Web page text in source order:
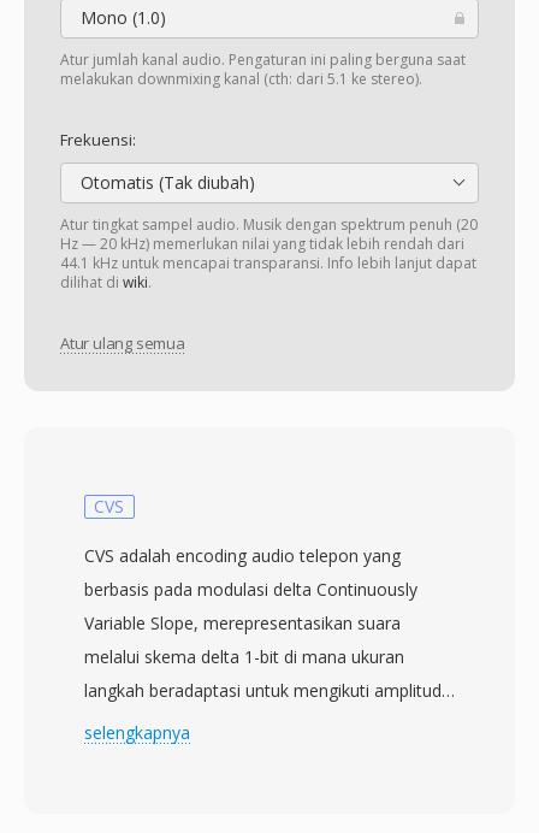
Mono (1.0)
Atur jumlah kanal audio. Pengaturan ini paling berguna saat
melakukan downmixing kanal (cth: dari 5.1 ke stereo).
Frekuensi:
Otomatis (Tak diubah)
Atur tingkat sampel audio. Musik dengan spektrum penuh (20
Hz — 20 kHz) memerlukan nilai yang tidak lebih rendah dari
44.1 kHz untuk mencapai transparansi. Info lebih lanjut dapat
dilihat di wiki.
Atur ulang semua
CVS
CVS adalah encoding audio telepon yang
berbasis pada modulasi delta Continuously
Variable Slope, merepresentasikan suara
melalui skema delta 1-bit di mana ukuran
langkah beradaptasi untuk mengikuti amplitudo
input. Dikembangkan dalam standar CCITT
selengkapnya